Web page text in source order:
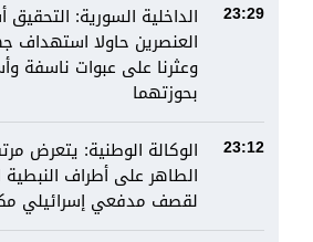
23:29
الداخلية السورية: التحقيق
العنصرين حاولا استهداف
وعثرنا على عبوات ناسفة
بحوزتهما
23:12
الوكالة الوطنية: يتعرض
الطاهر على أطراف النبطية
لقصف مدفعي إسرائيلي